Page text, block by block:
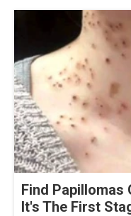
Find Papillomas
It's The First